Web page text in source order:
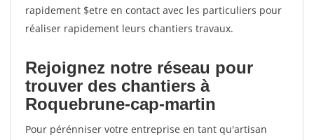
rapidement $etre en contact avec les particuliers pour
réaliser rapidement leurs chantiers travaux.
Rejoignez notre réseau pour
trouver des chantiers à
Roquebrune-cap-martin
Pour pérénniser votre entreprise en tant qu'artisan